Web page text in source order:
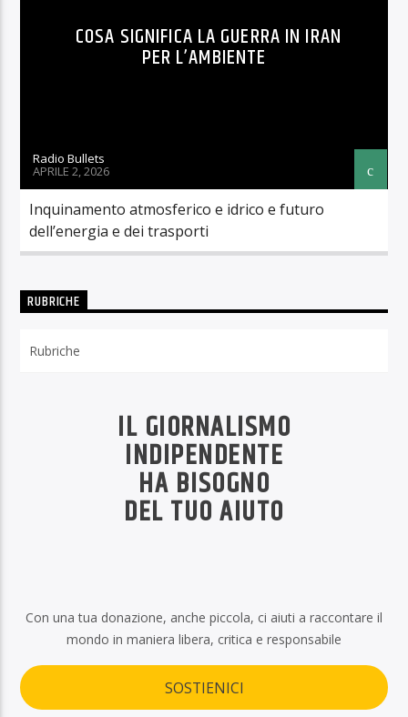
COSA SIGNIFICA LA GUERRA IN IRAN
PER L’AMBIENTE
Radio Bullets
APRILE 2, 2026
Inquinamento atmosferico e idrico e futuro
dell’energia e dei trasporti
RUBRICHE
IL GIORNALISMO
INDIPENDENTE
HA BISOGNO
DEL TUO AIUTO
Con una tua donazione, anche piccola, ci aiuti a raccontare il
mondo in maniera libera, critica e responsabile
SOSTIENICI